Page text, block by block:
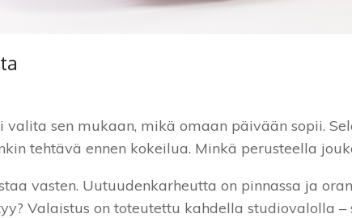
sen mukaan, mikä omaan päivään sopii.
tehtävä ennen kokeilua. Minkä perusteella
vasten. Uutuudenkarheutta on pinnassa ja
Valaistus on toteutettu kahdella studiovalolla